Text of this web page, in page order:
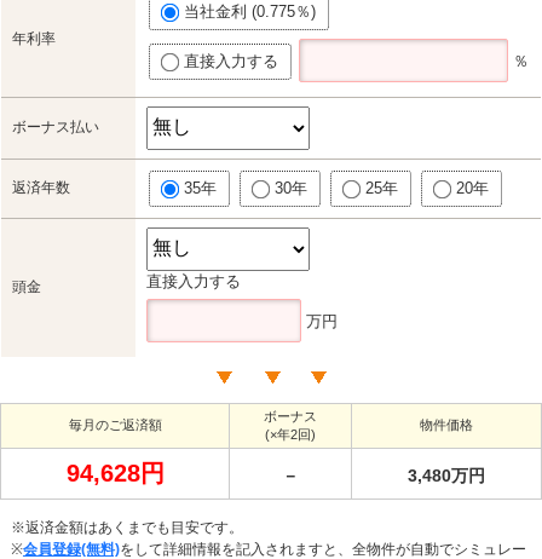
年利率
当社金利 (0.775％)
直接入力する ％
ボーナス払い
返済年数 35年 30年 25年 20年
頭金 直接入力する
万円
毎月のご返済額
ボーナス
(×年2回)
物件価格
94,628円 － 3,480万円
※返済金額はあくまでも目安です。
※会員登録(無料)をして詳細情報を記入されますと、全物件が自動でシミュレー